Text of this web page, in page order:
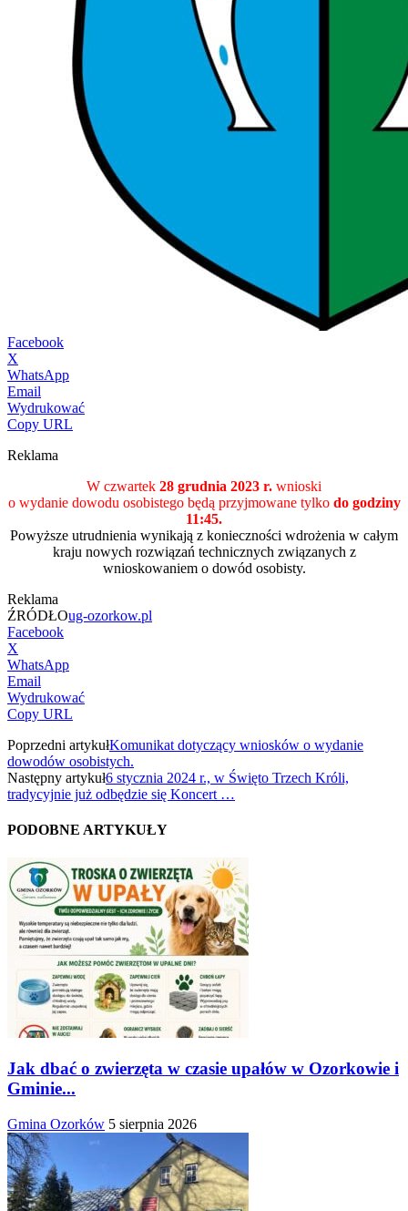
Facebook
X
WhatsApp
Email
Wydrukować
Copy URL
Reklama
W czwartek 28 grudnia 2023 r. wnioski
o wydanie dowodu osobistego będą przyjmowane tylko do godziny
11:45.
Powyższe utrudnienia wynikają z konieczności wdrożenia w całym
kraju nowych rozwiązań technicznych związanych z
wnioskowaniem o dowód osobisty.
Reklama
ŹRÓDŁOug-ozorkow.pl
Facebook
X
WhatsApp
Email
Wydrukować
Copy URL
Poprzedni artykułKomunikat dotyczący wniosków o wydanie
dowodów osobistych.
Następny artykuł6 stycznia 2024 r., w Święto Trzech Króli,
tradycyjnie już odbędzie się Koncert …
PODOBNE ARTYKUŁY
Jak dbać o zwierzęta w czasie upałów w Ozorkowie i
Gminie...
Gmina Ozorków 5 sierpnia 2026